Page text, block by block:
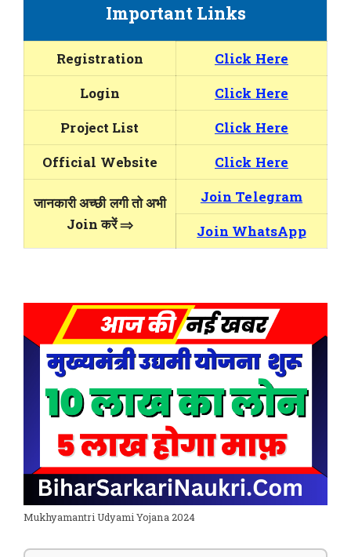
Important Links
Registration
Click Here
Login
Click Here
Project List
Click Here
Official Website
Click Here
जानकारी अच्छी लगी तो अभी
Join करें ⇒
Join Telegram
Join WhatsApp
Mukhyamantri Udyami Yojana 2024